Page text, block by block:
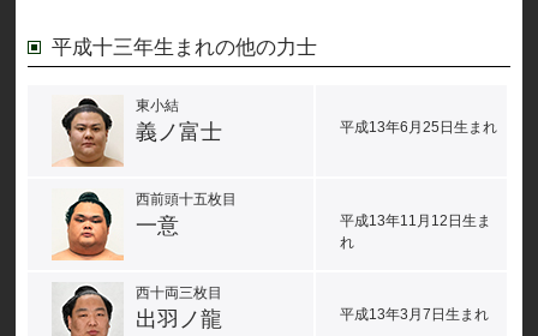
平成十三年生まれの他の力士
東小結
義ノ富士 平成13年6月25日生まれ
西前頭十五枚目
一意
平成13年11月12日生ま
れ
西十両三枚目
出羽ノ龍 平成13年3月7日生まれ